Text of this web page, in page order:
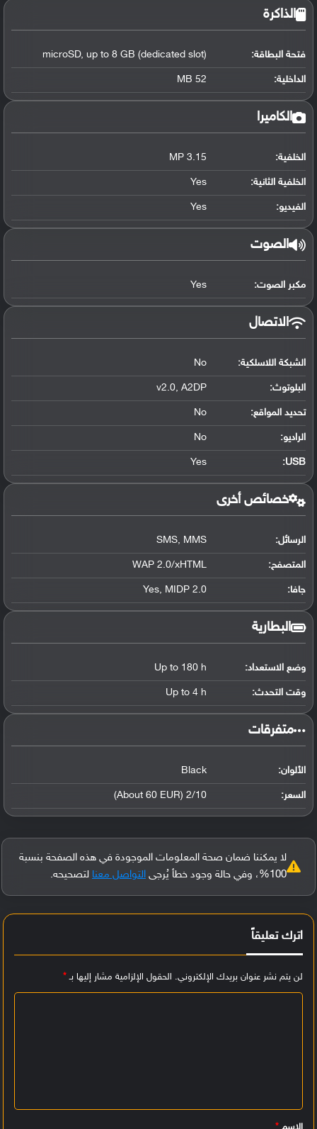
الذاكرة
فتحة البطاقة: microSD, up to 8 GB (dedicated slot)
الداخلية: 52 MB
الكاميرا
الخلفية: 3.15 MP
الخلفية الثانية: Yes
الفيديو: Yes
الصوت
مكبر الصوت: Yes
الاتصال
الشبكة اللاسلكية: No
البلوتوث:
v2.0, A2DP
تحديد المواقع:
No
الراديو: No
USB
:
Yes
خصائص أخرى
الرسائل: SMS, MMS
المتصفح: WAP 2.0/xHTML
جافا: Yes, MIDP 2.0
البطارية
وضع الاستعداد: Up to 180 h
وقت التحدث: Up to 4 h
‏متفرقات‏
الألوان: Black
السعر: 2/10 (About 60 EUR)
لا يمكننا ضمان صحة المعلومات الموجودة في هذه الصفحة بنسبة
100%، وفي حالة وجود خطأ يُرجى
التواصل معنا لتصحيحه.
اترك تعليقاً
لن يتم نشر عنوان بريدك الإلكتروني. الحقول الإلزامية مشار إليها بـ*
ي